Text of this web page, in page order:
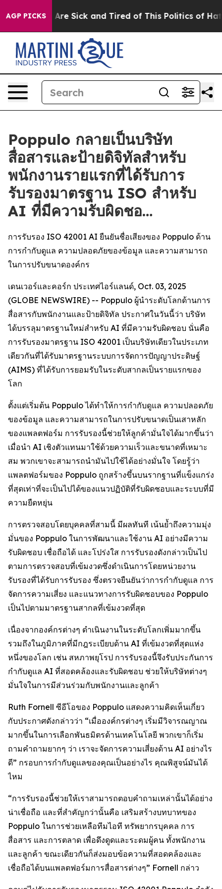
AGP PICKSAre Sick and Tired of This Politics of Hatred”
Poppulo กลายเป็นบริษัท
สื่อสารและป้ายดิจิทัลสำหรับ
พนักงานรายแรกที่ได้รับการ
รับรองมาตรฐาน ISO สำหรับ
AI ที่มีความรับผิดชอ…
การรับรอง ISO 42001 AI ยืนยันชื่อเสียงของ Poppulo ด้าน
การกำกับดูแล ความปลอดภัยของข้อมูล และความสามารถ
ในการปรับขนาดองค์กร
เดนเวอร์และคอร์ก ประเทศไอร์แลนด์, Oct. 03, 2025
(GLOBE NEWSWIRE) -- Poppulo ผู้นำระดับโลกด้านการ
สื่อสารกับพนักงานและป้ายดิจิทัล ประกาศในวันนี้ว่า บริษัท
ได้บรรลุมาตรฐานใหม่สำหรับ AI ที่มีความรับผิดชอบ นั่นคือ
การรับรองมาตรฐาน ISO 42001 เป็นบริษัทเดียวในประเภท
เดียวกันที่ได้รับมาตรฐานระบบการจัดการปัญญาประดิษฐ์
(AIMS) ที่ได้รับการยอมรับในระดับสากลเป็นรายแรกของ
โลก
ตั้งแต่เริ่มต้น Poppulo ได้ทำให้การกำกับดูแล ความปลอดภัย
ของข้อมูล และความสามารถในการปรับขนาดเป็นเสาหลัก
ของแพลตฟอร์ม การรับรองนี้ช่วยให้ลูกค้ามั่นใจได้มากขึ้นว่า
เมื่อนำ AI เชิงตัวแทนมาใช้ด้วยความเร็วและขนาดที่เหมาะ
สม พวกเขาจะสามารถนำมันไปใช้ได้อย่างมั่นใจ โดยรู้ว่า
แพลตฟอร์มของ Poppulo ถูกสร้างขึ้นบนรากฐานที่แข็งแกร่ง
ที่สุดเท่าที่จะเป็นไปได้ของแนวปฏิบัติที่รับผิดชอบและระบบที่มี
ความยืดหยุ่น
การตรวจสอบโดยบุคคลที่สามนี้ มีผลทันที เน้นย้ำถึงความมุ่ง
มั่นของ Poppulo ในการพัฒนาและใช้งาน AI อย่างมีความ
รับผิดชอบ เชื่อถือได้ และโปร่งใส การรับรองดังกล่าวเป็นไป
ตามการตรวจสอบที่เข้มงวดซึ่งดำเนินการโดยหน่วยงาน
รับรองที่ได้รับการรับรอง ซึ่งตรวจยืนยันว่าการกำกับดูแล การ
จัดการความเสี่ยง และแนวทางการรับผิดชอบของ Poppulo
เป็นไปตามมาตรฐานสากลที่เข้มงวดที่สุด
เนื่องจากองค์กรต่างๆ ดำเนินงานในระดับโลกเพิ่มมากขึ้น
รวมถึงในภูมิภาคที่มีกฎระเบียบด้าน AI ที่เข้มงวดที่สุดแห่ง
หนึ่งของโลก เช่น สหภาพยุโรป การรับรองนี้จึงรับประกันการ
กำกับดูแล AI ที่สอดคล้องและรับผิดชอบ ช่วยให้บริษัทต่างๆ
มั่นใจในการมีส่วนร่วมกับพนักงานและลูกค้า
Ruth Fornell ซีอีโอของ Poppulo แสดงความคิดเห็นเกี่ยว
กับประกาศดังกล่าวว่า “เมื่อองค์กรต่างๆ เริ่มมีวิจารณญาณ
มากขึ้นในการเลือกพันธมิตรด้านเทคโนโลยี พวกเขาก็เริ่ม
ถามคำถามยากๆ ว่า เราจะจัดการความเสี่ยงด้าน AI อย่างไร
ดี” กรอบการกำกับดูแลของคุณเป็นอย่างไร คุณพิสูจน์มันได้
ไหม
“การรับรองนี้ช่วยให้เราสามารถตอบคำถามเหล่านั้นได้อย่าง
น่าเชื่อถือ และที่สำคัญกว่านั้นคือ เสริมสร้างบทบาทของ
Poppulo ในการช่วยเหลือทีมไอที ทรัพยากรบุคคล การ
สื่อสาร และการตลาด เพื่อดึงดูดและระดมผู้คน ทั้งพนักงาน
และลูกค้า ขณะเดียวกันก็ส่งมอบข้อความที่สอดคล้องและ
เชื่อถือได้บนแพลตฟอร์มการสื่อสารต่างๆ” Fornell กล่าว